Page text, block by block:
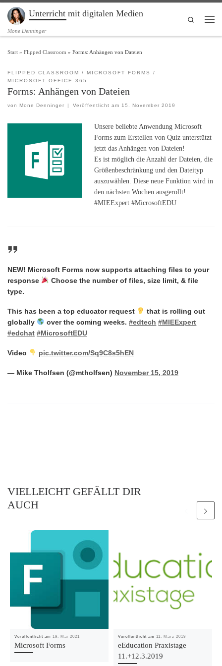
Zum Inhalt springen
Unterricht mit digitalen Medien
Mone Denninger
Search
Start » Flipped Classroom » Forms: Anhängen von Dateien
FLIPPED CLASSROOM
MICROSOFT FORMS
MICROSOFT OFFICE 365
Forms: Anhängen von Dateien
von Mone Denninger | Veröffentlicht am 15. November 2019
Unsere beliebte Anwendung Microsoft
Forms zum Erstellen von Quiz unterstützt
jetzt das Anhängen von Dateien!
Es ist möglich die Anzahl der Dateien, die
Größenbeschränkung und den Dateityp
auszuwählen. Diese neue Funktion wird in
den nächsten Wochen ausgerollt!
#MIEExpert #MicrosoftEDU
NEW! Microsoft Forms now supports attaching files to your
response
Choose the number of files, size limit, & file
type.
This has been a top educator request
that is rolling out
globally
over the coming weeks.#edtech #MIEExpert
#edchat #MicrosoftEDU
Video pic.twitter.com/Sq9C8s5hEN
— Mike Tholfsen (@mtholfsen) November 15, 2019
VIELLEICHT GEFÄLLT DIR
AUCH
Veröffentlicht am 19. Mai 2021
Microsoft Forms
Veröffentlicht am 11. März 2019
eEducation Praxistage
11.+12.3.2019